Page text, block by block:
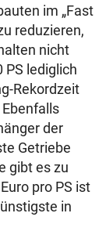
im „Fast
reduzieren,
nicht
PS lediglich
Rekordzeit
der
Getriebe
gibt es zu
pro PS ist
in